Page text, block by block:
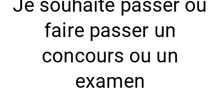
Je souhaite passer ou
faire passer un
concours ou un
examen